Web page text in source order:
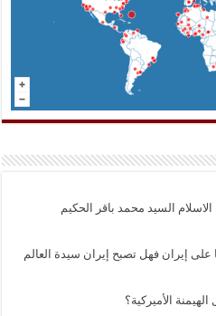
السيد محمد باقر الحكيم
إيران فهل تصبح إيران سيدة العالم
الأميركية؟